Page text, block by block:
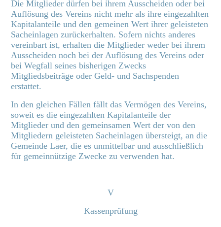
Die Mitglieder dürfen bei ihrem Ausscheiden oder bei
Auflösung des Vereins nicht mehr als ihre eingezahlten
Kapitalanteile und den gemeinen Wert ihrer geleisteten
Sacheinlagen zurückerhalten. Sofern nichts anderes
vereinbart ist, erhalten die Mitglieder weder bei ihrem
Ausscheiden noch bei der Auflösung des Vereins oder
bei Wegfall seines bisherigen Zwecks
Mitgliedsbeiträge oder Geld- und Sachspenden
erstattet.
In den gleichen Fällen fällt das Vermögen des Vereins,
soweit es die eingezahlten Kapitalanteile der
Mitglieder und den gemeinsamen Wert der von den
Mitgliedern geleisteten Sacheinlagen übersteigt, an die
Gemeinde Laer, die es unmittelbar und ausschließlich
für gemeinnützige Zwecke zu verwenden hat.
V
Kassenprüfung